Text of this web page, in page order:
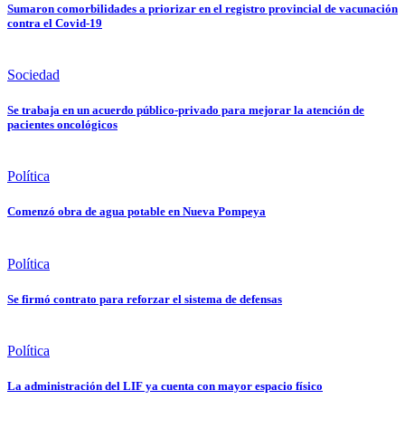
Sumaron comorbilidades a priorizar en el registro provincial de vacunación
contra el Covid-19
Sociedad
Se trabaja en un acuerdo público-privado para mejorar la atención de
pacientes oncológicos
Política
Comenzó obra de agua potable en Nueva Pompeya
Política
Se firmó contrato para reforzar el sistema de defensas
Política
La administración del LIF ya cuenta con mayor espacio físico